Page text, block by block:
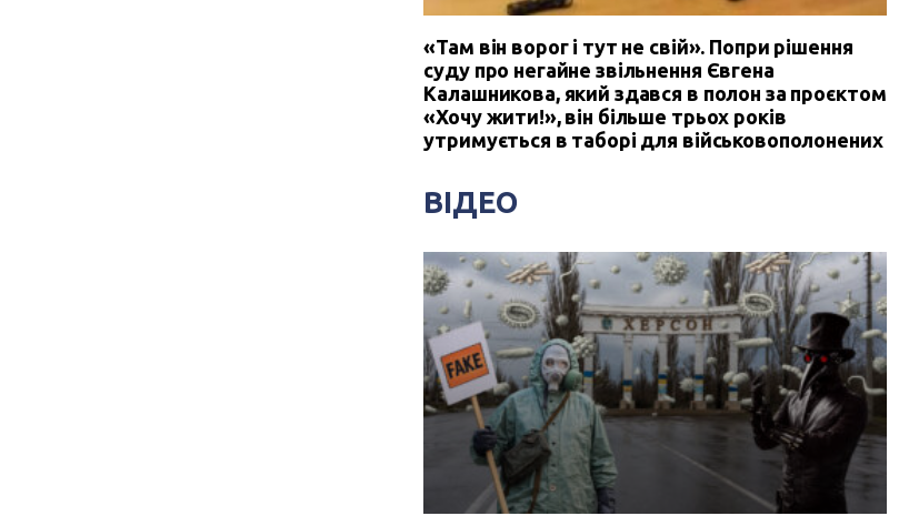
«Там він ворог і тут не свій». Попри рішення
суду про негайне звільнення Євгена
Калашникова, який здався в полон за проєктом
«Хочу жити!», він більше трьох років
утримується в таборі для військовополонених
ВІДЕО